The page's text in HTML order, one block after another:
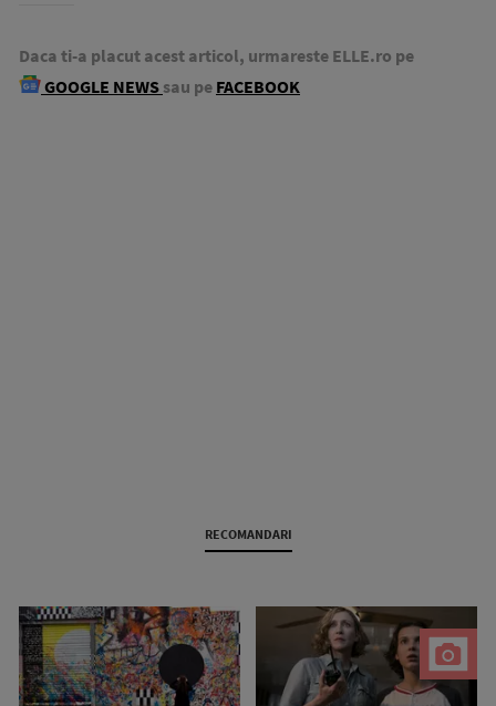
Daca ti-a placut acest articol, urmareste ELLE.ro pe
GOOGLE NEWS sau pe FACEBOOK
RECOMANDARI